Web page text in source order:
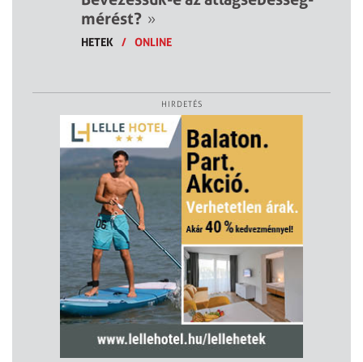
mérést? »
HETEK / ONLINE
HIRDETÉS